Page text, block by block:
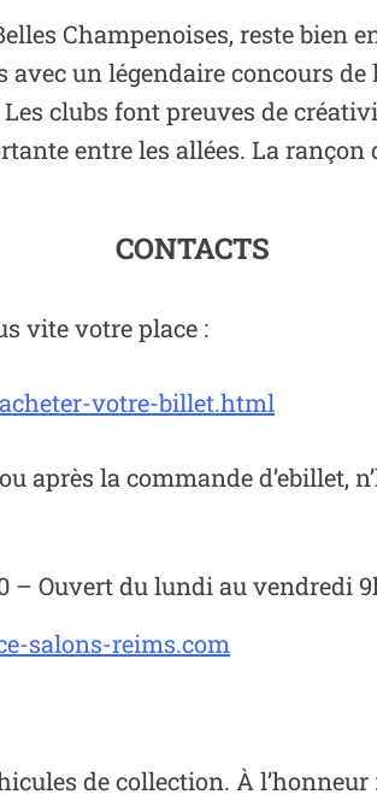
Champenoises, reste bien
un légendaire concours
clubs font preuves de
entre les allées. La rançon
CONTACTS
vite votre place :
votre-billet.html
après la commande d’ebillet,
– Ouvert du lundi au vendredi
salons-reims.com
de collection. À